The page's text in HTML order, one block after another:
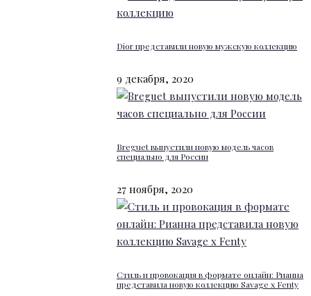
Dior представили новую мужскую коллекцию
9 декабря, 2020
Breguet выпустили новую модель часов
специально для России
27 ноября, 2020
Стиль и провокация в формате онлайн: Рианна
представила новую коллекцию Savage x Fenty